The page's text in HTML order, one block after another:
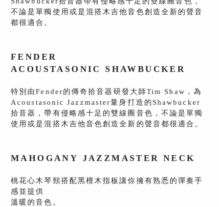
不論是單獨使用或是混搭木吉他音色創造全新的聲音
都很適合 。
FENDER
ACOUSTASONIC SHAWBUCKER
特別由Fender的傳奇拾音器研發大師Tim Shaw，為
Acoustasonic Jazzmaster量身打造的Shawbucker
拾音器，帶有侵略感十足的雙線圈音色，不論是單獨
使用或是混搭木吉他音色創造全新的聲音都很適合。
MAHOGANY JAZZMASTER NECK
桃花心木琴頸搭配黑檀木指板讓你擁有熟悉的彈奏手
感並提供
溫暖的音色。